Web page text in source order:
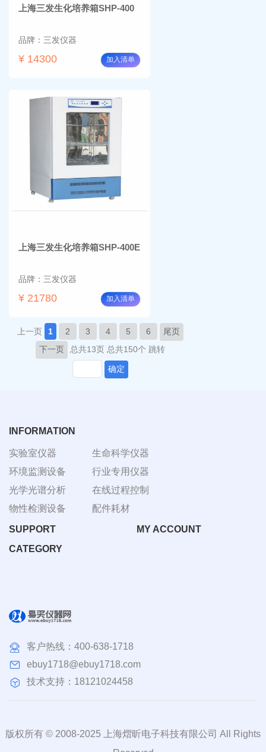
上海三发生化培养箱SHP-400
品牌：三发仪器
¥ 14300 加入清单
上海三发生化培养箱SHP-400E
品牌：三发仪器
¥ 21780 加入清单
上一页 1 2 3 4 5 6
尾页
下一页
总共13页 总共150个 跳转
确定
INFORMATION
实验室仪器
环境监测设备
光学光谱分析
物性检测设备
生命科学仪器
行业专用仪器
在线过程控制
配件耗材
SUPPORT
MY ACCOUNT
CATEGORY
客户热线： 400-638-1718
ebuy1718@ebuy1718.com
技术支持：18121024458
版权所有 © 2008-2025 上海熠昕电子科技有限公司 All Rights